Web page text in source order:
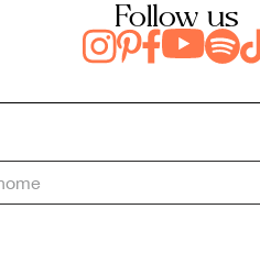
Follow us